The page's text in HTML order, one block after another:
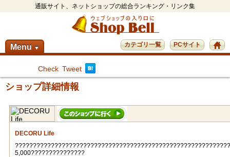
通販サイト、ネットショップの総合ランキング・リンク集
Menu ▼ PCサイト
カテゴリ一覧
Check Tweet
ショップ詳細情報
DECORU Life
5,000???????????????